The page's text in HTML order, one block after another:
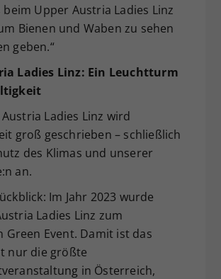
beim Upper Austria Ladies Linz
Bienen und Waben zu sehen
geben.“
Ladies Linz: Ein Leuchtturm
Ladies Linz wird
groß geschrieben – schließlich
des Klimas und unserer
an.
Im Jahr 2023 wurde
Ladies Linz zum
Event. Damit ist das
nur die größte
in Österreich,